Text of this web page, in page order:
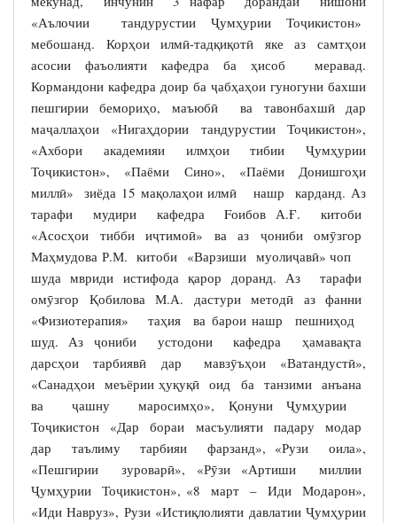
«Аълочии тандурустии Ҷумҳурии Тоҷикистон»
мебошанд. Корҳои илмӣ-тадқиқотӣ яке аз самтҳои
асосии фаъолияти кафедра ба ҳисоб меравад.
Кормандони кафедра доир ба ҷабҳаҳои гуногуни бахши
пешгирии бемориҳо, маъюбӣ ва тавонбахшӣ дар
маҷаллаҳои «Нигаҳдории тандурустии Тоҷикистон»,
«Ахбори академияи илмҳои тибии Ҷумҳурии
Тоҷикистон», «Паёми Сино», «Паёми Донишгоҳи
миллӣ» зиёда 15 мақолаҳои илмӣ нашр карданд. Аз
тарафи мудири кафедра Fоибов А.Ғ. китоби
«Асосҳои тибби иҷтимоӣ» ва аз ҷониби омӯзгор
Маҳмудова Р.М. китоби «Варзиши муолиҷавӣ» чоп
шуда мвриди истифода қарор доранд. Аз тарафи
омӯзгор Қобилова М.А. дастури методӣ аз фанни
«Физиотерапия» таҳия ва барои нашр пешниҳод
шуд. Аз ҷониби устодони кафедра ҳамавақта
дарсҳои тарбиявӣ дар мавзӯъҳои «Ватандустӣ»,
«Санадҳои меъёрии ҳуқуқӣ оид ба танзими анъана
ва ҷашну маросимҳо», Қонуни Ҷумҳурии
Тоҷикистон «Дар бораи масъулияти падару модар
дар таълиму тарбияи фарзанд», «Рузи оила»,
«Пешгирии зуроварӣ», «Рӯзи «Артиши миллии
Ҷумҳурии Тоҷикистон», «8 март – Иди Модарон»,
«Иди Навруз», Рузи «Истиқлолияти давлатии Ҷумҳурии